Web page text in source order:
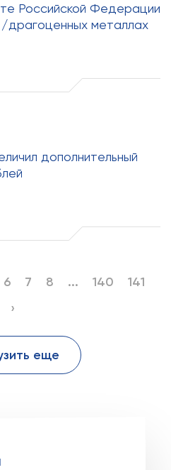
Российской Федерации
металлах
дополнительный
6 7 8 ... 140
141
›
еще